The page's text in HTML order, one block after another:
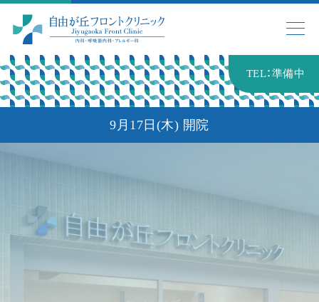
TEL：準備中
9月17日(木) 開院
LINE友だち登録で予約
たり、診療予約をスムーズに行うことができます。